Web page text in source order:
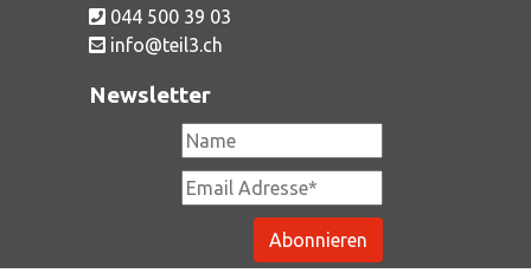
044 500 39 03
info@teil3.ch
Newsletter